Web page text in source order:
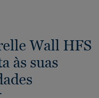
Wall HFS
às suas